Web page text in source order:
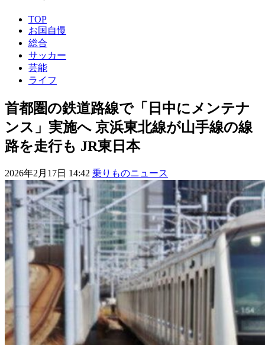
TOP
お国自慢
総合
サッカー
芸能
ライフ
首都圏の鉄道路線で「日中にメンテナ
ンス」実施へ 京浜東北線が山手線の線
路を走行も JR東日本
2026年2月17日 14:42 乗りものニュース